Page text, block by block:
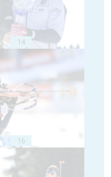
14
16